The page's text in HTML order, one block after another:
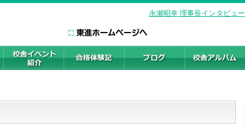
永瀬昭幸 理事長インタビュー